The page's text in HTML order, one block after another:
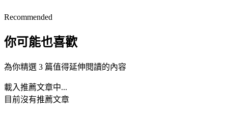
Recommended
你可能也喜歡
為你精選 3 篇值得延伸閱讀的內容
載入推薦文章中...
目前沒有推薦文章